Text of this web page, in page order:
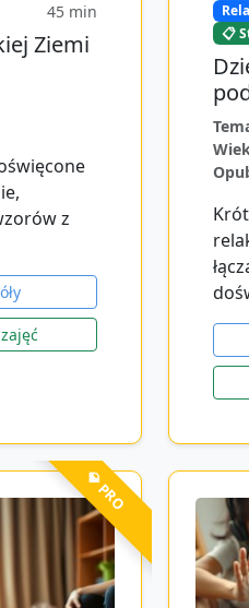
45 min
Ziemi
z
📋
💎 PRO